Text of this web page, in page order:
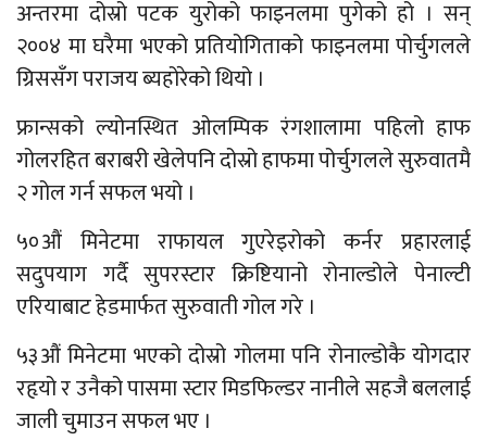
अन्तरमा दोस्रो पटक युरोको फाइनलमा पुगेको हो । सन्
२००४ मा घरैमा भएको प्रतियोगिताको फाइनलमा पोर्चुगलले
ग्रिससँग पराजय ब्यहोरेको थियो ।
फ्रान्सको ल्योनस्थित ओलम्पिक रंगशालामा पहिलो हाफ
गोलरहित बराबरी खेलेपनि दोस्रो हाफमा पोर्चुगलले सुरुवातमै
२ गोल गर्न सफल भयो ।
५०औं मिनेटमा राफायल गुएरेइरोको कर्नर प्रहारलाई
सदुपयाग गर्दै सुपरस्टार क्रिष्टियानो रोनाल्डोले पेनाल्टी
एरियाबाट हेडमार्फत सुरुवाती गोल गरे ।
५३औं मिनेटमा भएको दोस्रो गोलमा पनि रोनाल्डोकै योगदार
रहृयो र उनैको पासमा स्टार मिडफिल्डर नानीले सहजै बललाई
जाली चुमाउन सफल भए ।